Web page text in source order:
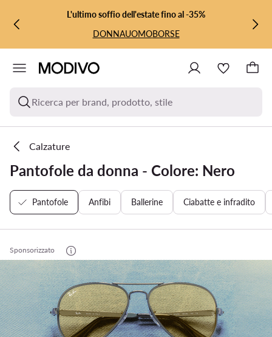
VAI AL CONTENUTO PRINCIPALE
VAI ALLA RICERCAL'ultimo soffio dell'estate fino al -35%
DONNAUOMOBORSE
Ricerca per brand, prodotto, stile
Calzature
Pantofole da donna - Colore: Nero
Pantofole Anfibi Ballerine Ciabatte e infradito
Sponsorizzato